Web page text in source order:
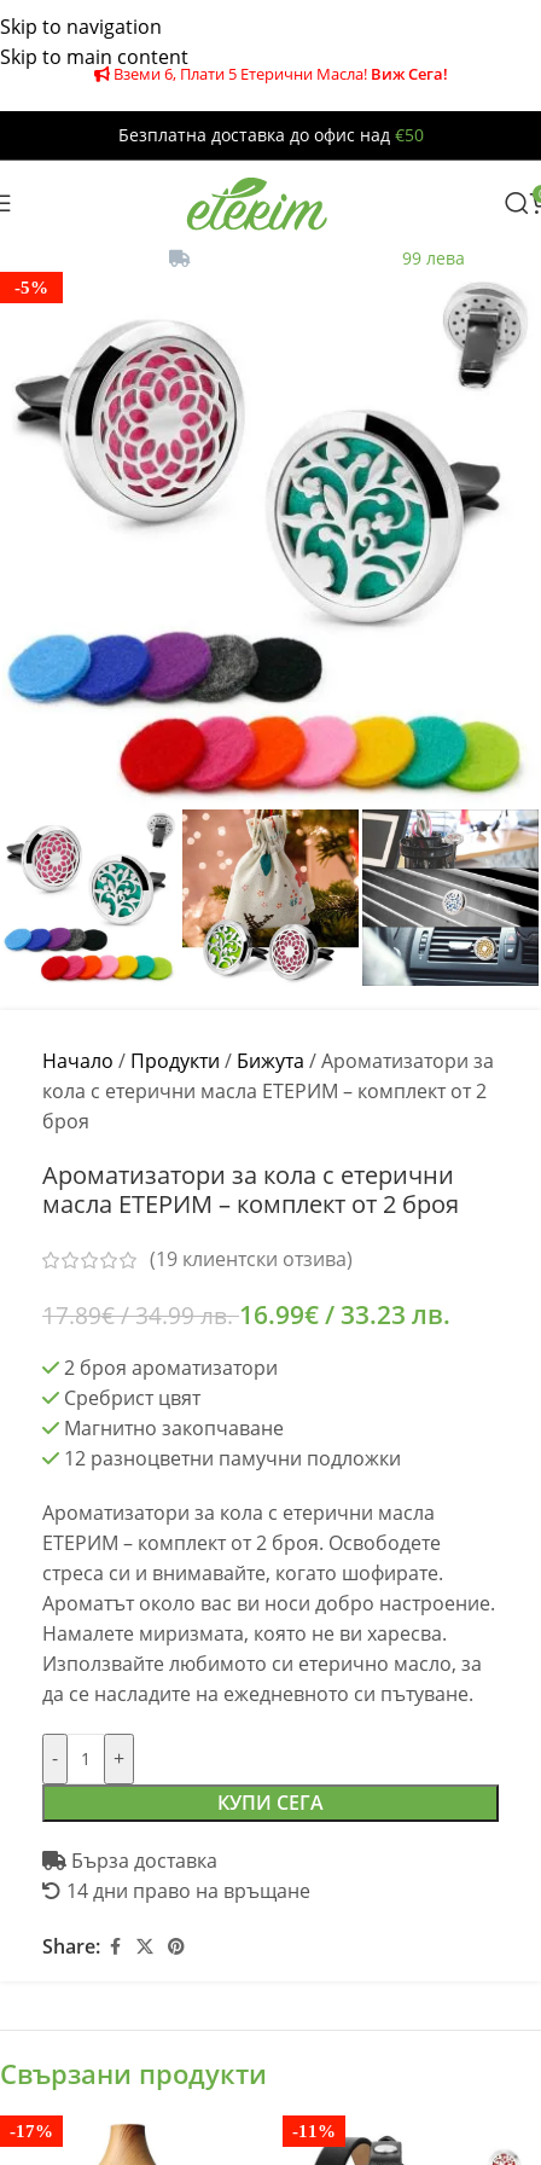
Skip to navigation
Skip to main content
Вземи 6, Плати 5 Етерични Масла! Виж Сега!
Безплатна доставка до офис над €50
99 лева
-5%
Начало / Продукти / Бижута /Ароматизатори за
кола с етерични масла ЕТЕРИМ – комплект от 2
броя
Ароматизатори за кола с етерични
масла ЕТЕРИМ – комплект от 2 броя
(19 клиентски отзива)
17.89€/ 34.99 лв.16.99€/ 33.23 лв.
2 броя ароматизатори
Сребрист цвят
Магнитно закопчаване
12 разноцветни памучни подложки
Ароматизатори за кола с етерични масла
ЕТЕРИМ – комплект от 2 броя. Освободете
стреса си и внимавайте, когато шофирате.
Ароматът около вас ви носи добро настроение.
Намалете миризмата, която не ви харесва.
Използвайте любимото си етерично масло, за
да се насладите на ежедневното си пътуване.
-
+
КУПИ СЕГА
Бърза доставка
14 дни право на връщане
Share:
Свързани продукти
-17% -11%